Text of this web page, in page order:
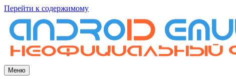
Перейти к содержимому
Меню